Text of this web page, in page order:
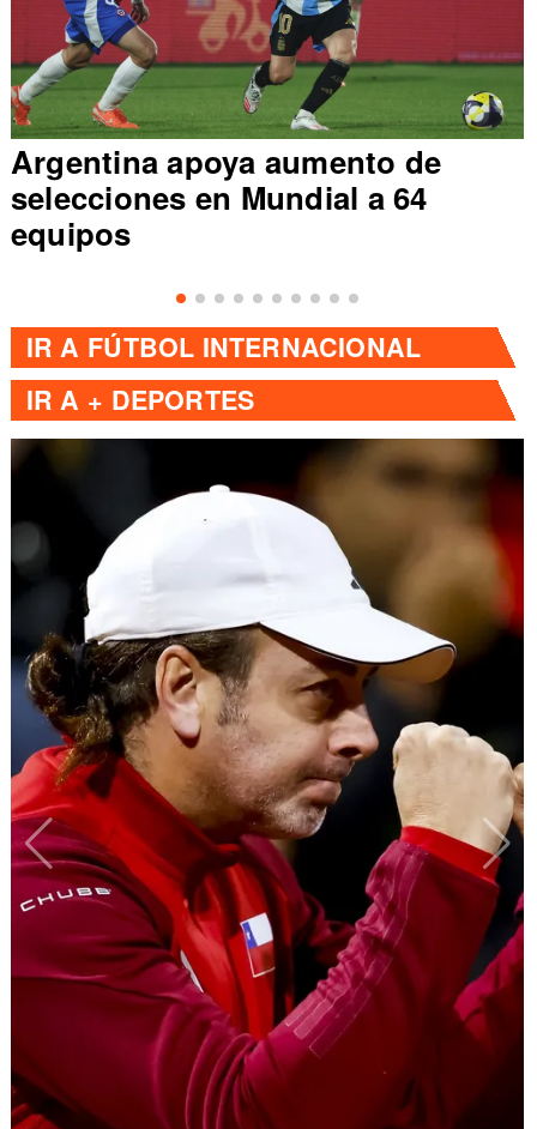
Argentina apoya aumento de
selecciones en Mundial a 64
equipos
IR A FÚTBOL INTERNACIONAL
IR A + DEPORTES